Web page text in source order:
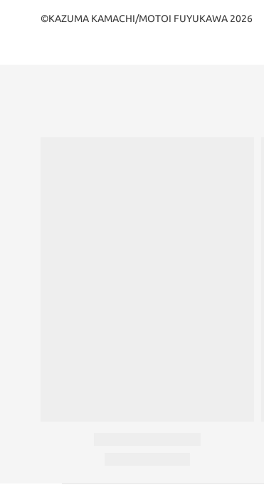
©KAZUMA KAMACHI/MOTOI FUYUKAWA 2026